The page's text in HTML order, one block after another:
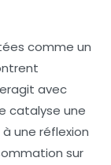
comme un
avec
catalyse une
une réflexion
sur